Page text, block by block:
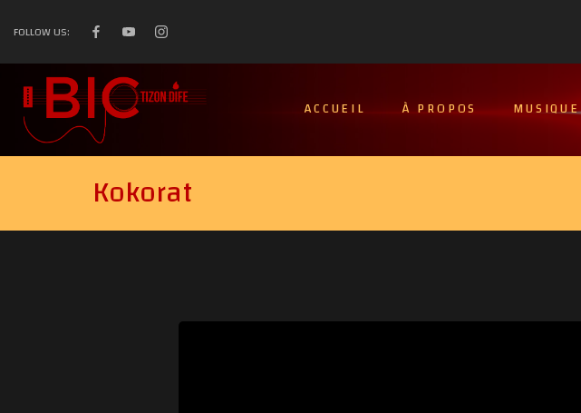
FOLLOW US:
ACCUEIL À PROPOS MUSIQUE
Kokorat